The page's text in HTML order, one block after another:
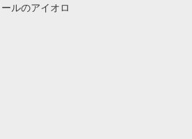
ルのアイオロ